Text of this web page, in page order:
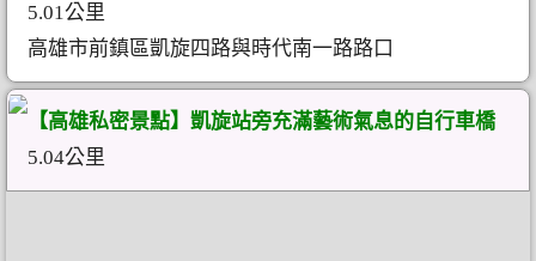
5.01公里
高雄市前鎮區凱旋四路與時代南一路路口
【高雄私密景點】凱旋站旁充滿藝術氣息的自行車橋
5.04公里